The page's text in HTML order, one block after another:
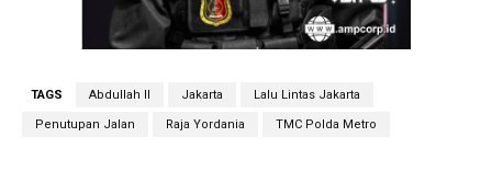
TAGS Abdullah II Jakarta Lalu Lintas Jakarta
Penutupan Jalan Raja Yordania TMC Polda Metro